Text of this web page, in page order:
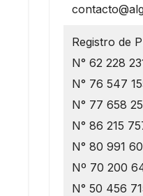
Registro de
N° 62 228
N° 76 547
N° 77 658
N° 86 215
N° 80 991
Nº 70 200
N° 50 456